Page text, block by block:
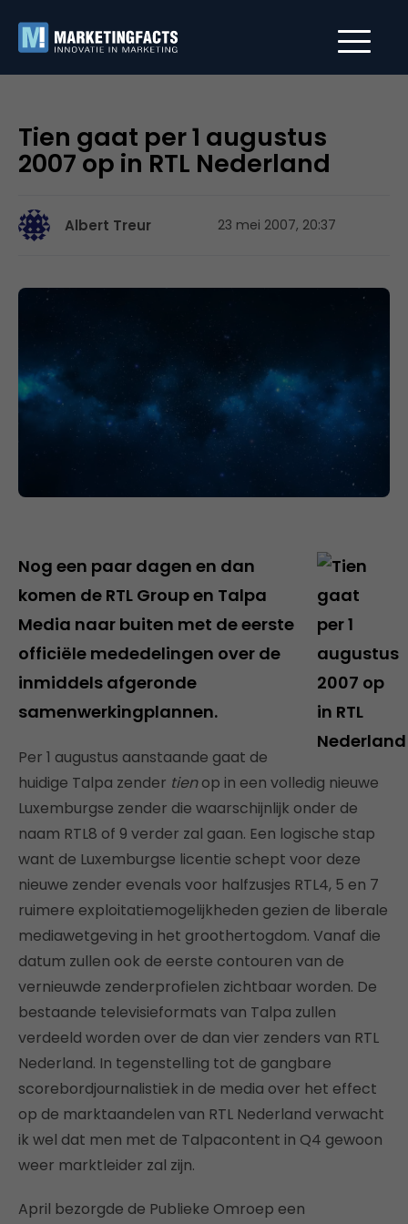
Tien gaat per 1 augustus
2007 op in RTL Nederland
Albert Treur 23 mei 2007, 20:37
Nog een paar dagen en dan
komen de RTL Group en Talpa
Media naar buiten met de eerste
officiële mededelingen over de
inmiddels afgeronde
samenwerkingplannen.
Per 1 augustus aanstaande gaat de
huidige Talpa zender tienop in een volledig nieuwe
Luxemburgse zender die waarschijnlijk onder de
naam RTL8 of 9 verder zal gaan. Een logische stap
want de Luxemburgse licentie schept voor deze
nieuwe zender evenals voor halfzusjes RTL4, 5 en 7
ruimere exploitatiemogelijkheden gezien de liberale
mediawetgeving in het groothertogdom. Vanaf die
datum zullen ook de eerste contouren van de
vernieuwde zenderprofielen zichtbaar worden. De
bestaande televisieformats van Talpa zullen
verdeeld worden over de dan vier zenders van RTL
Nederland. In tegenstelling tot de gangbare
scorebordjournalistiek in de media over het effect
op de marktaandelen van RTL Nederland verwacht
ik wel dat men met de Talpacontent in Q4 gewoon
weer marktleider zal zijn.
April bezorgde de Publieke Omroep een